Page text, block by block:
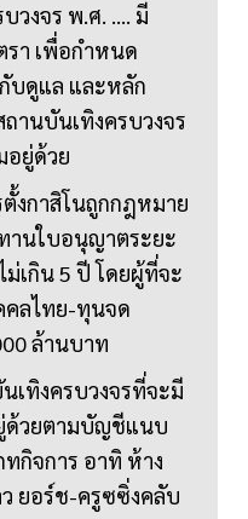
วงจร พ.ศ. .... มี
า เพื่อกำหนด
บดูแล และหลัก
านบันเทิงครบวงจร
อยู่ด้วย
งกาสิโนถูกกฎหมาย
านใบอนุญาตระยะ
ม่เกิน 5 ปี โดยผู้ที่จะ
คลไทย-ทุนจด
ล้านบาท
เทิงครบวงจรที่จะมี
ด้วยตามบัญชีแนบ
กิจการ อาทิ ห้าง
ยอร์ช-ครูซซิ่งคลับ